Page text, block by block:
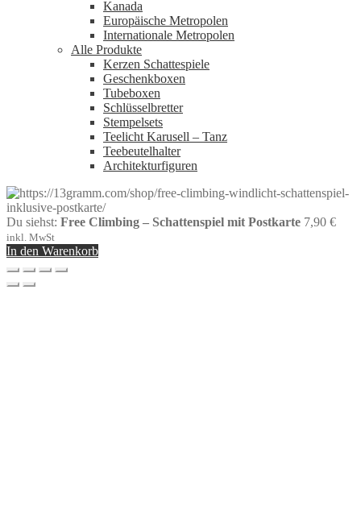
Kanada
Europäische Metropolen
Internationale Metropolen
Alle Produkte
Kerzen Schattespiele
Geschenkboxen
Tubeboxen
Schlüsselbretter
Stempelsets
Teelicht Karusell – Tanz
Teebeutelhalter
Architekturfiguren
Du siehst: Free Climbing – Schattenspiel mit Postkarte 7,90 €
inkl. MwSt
In den Warenkorb